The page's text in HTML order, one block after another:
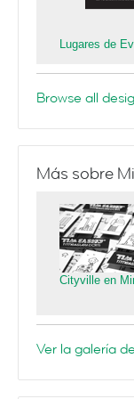
Lugares de
Browse all
Más sobre
Cityville en
Ver la galería